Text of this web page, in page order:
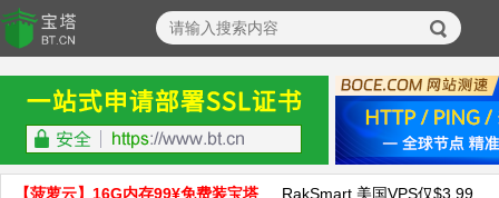
【菠萝云】16G内存99¥免费装宝塔
RakSmart 美国VPS仅$3.99